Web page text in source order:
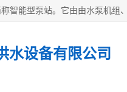
水设备有限公司